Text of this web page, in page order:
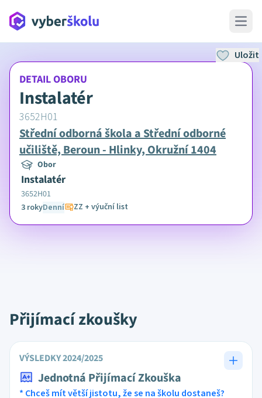
Open
DETAIL OBORU
Instalatér
3652H01
Střední odborná škola a Střední odborné
učiliště, Beroun - Hlinky, Okružní 1404
Obor
Instalatér
3652H01
3 rokyDenní ZZ + výuční list
Uložit
Přijímací zkoušky
VÝSLEDKY 2024/2025
Jednotná Přijímací Zkouška
* Chceš mít větší jistotu, že se na školu dostaneš?